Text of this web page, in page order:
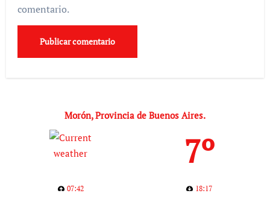
comentario.
Morón, Provincia de Buenos Aires.
7º
07:42
18:17